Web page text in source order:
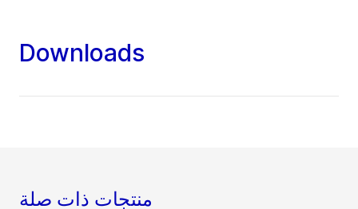
Downloads
منتجات ذات صلة